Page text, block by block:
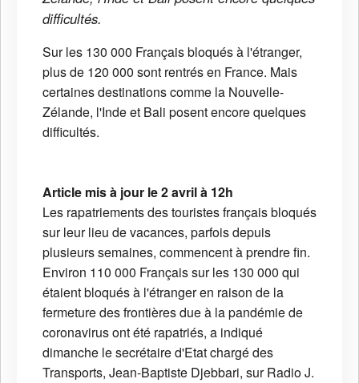
difficultés.
Sur les 130 000 Français bloqués à l'étranger,
plus de 120 000 sont rentrés en France. Mais
certaines destinations comme la Nouvelle-
Zélande, l'Inde et Bali posent encore quelques
difficultés.
Article mis à jour le 2 avril à 12h
Les rapatriements des touristes français bloqués
sur leur lieu de vacances, parfois depuis
plusieurs semaines, commencent à prendre fin.
Environ 110 000 Français sur les 130 000 qui
étaient bloqués à l'étranger en raison de la
fermeture des frontières due à la pandémie de
coronavirus ont été rapatriés, a indiqué
dimanche le secrétaire d'Etat chargé des
Transports, Jean-Baptiste Djebbari, sur Radio J.